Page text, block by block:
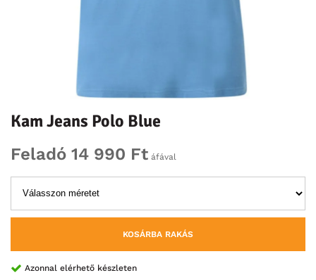
Kam Jeans Polo Blue
Feladó 14 990 Ft áfával
KOSÁRBA RAKÁS
Azonnal elérhető készleten